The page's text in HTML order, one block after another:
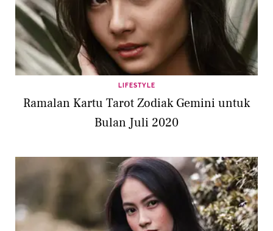
LIFESTYLE
Ramalan Kartu Tarot Zodiak Gemini untuk
Bulan Juli 2020